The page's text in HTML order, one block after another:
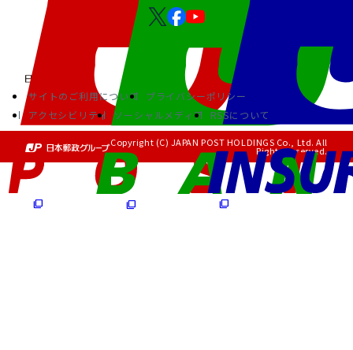
サイトのご利用について
プライバシーポリシー
アクセシビリティ
ソーシャルメディア RSSについて
Copyright (C) JAPAN POST HOLDINGS Co., Ltd. All
Rights Reserved.